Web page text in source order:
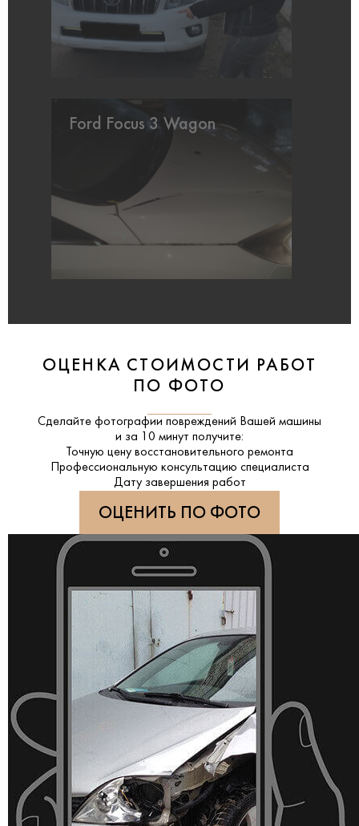
Ford Focus 3 Wagon
ОЦЕНКА СТОИМОСТИ РАБОТ
ПО ФОТО
Сделайте фотографии повреждений Вашей машины
и за
10 минут получите:
Точную цену восстановительного ремонта
Профессиональную консультацию специалиста
Дату завершения работ
ОЦЕНИТЬ ПО ФОТО